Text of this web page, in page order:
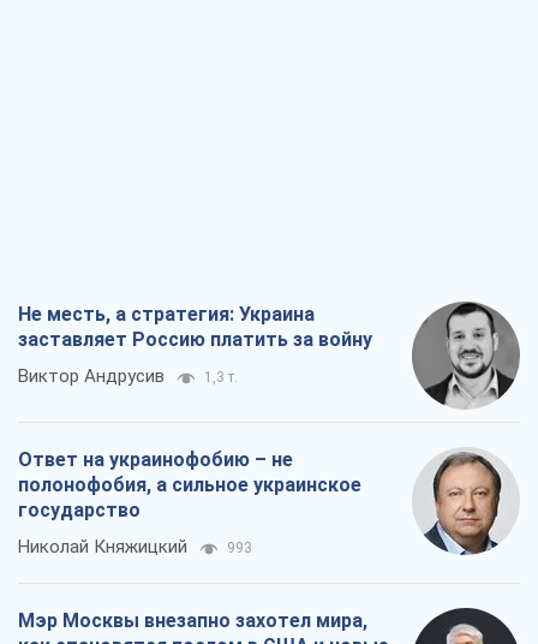
Не месть, а стратегия: Украина
заставляет Россию платить за войну
Виктор Андрусив 1,3 т.
Ответ на украинофобию – не
полонофобия, а сильное украинское
государство
Николай Княжицкий 993
Мэр Москвы внезапно захотел мира,